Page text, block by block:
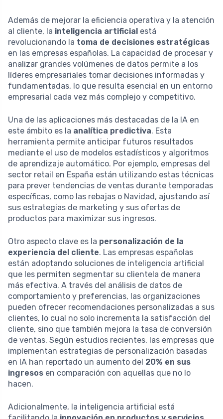
Además de mejorar la eficiencia operativa y la atención
al cliente, la inteligencia artificial está
revolucionando la toma de decisiones estratégicas
en las empresas españolas. La capacidad de procesar y
analizar grandes volúmenes de datos permite a los
líderes empresariales tomar decisiones informadas y
fundamentadas, lo que resulta esencial en un entorno
empresarial cada vez más complejo y competitivo.
Una de las aplicaciones más destacadas de la IA en
este ámbito es la analítica predictiva. Esta
herramienta permite anticipar futuros resultados
mediante el uso de modelos estadísticos y algoritmos
de aprendizaje automático. Por ejemplo, empresas del
sector retail en España están utilizando estas técnicas
para prever tendencias de ventas durante temporadas
específicas, como las rebajas o Navidad, ajustando así
sus estrategias de marketing y sus ofertas de
productos para maximizar sus ingresos.
Otro aspecto clave es la personalización de la
experiencia del cliente. Las empresas españolas
están adoptando soluciones de inteligencia artificial
que les permiten segmentar su clientela de manera
más efectiva. A través del análisis de datos de
comportamiento y preferencias, las organizaciones
pueden ofrecer recomendaciones personalizadas a sus
clientes, lo cual no solo incrementa la satisfacción del
cliente, sino que también mejora la tasa de conversión
de ventas. Según estudios recientes, las empresas que
implementan estrategias de personalización basadas
en IA han reportado un aumento del 20% en sus
ingresos en comparación con aquellas que no lo
hacen.
Adicionalmente, la inteligencia artificial está